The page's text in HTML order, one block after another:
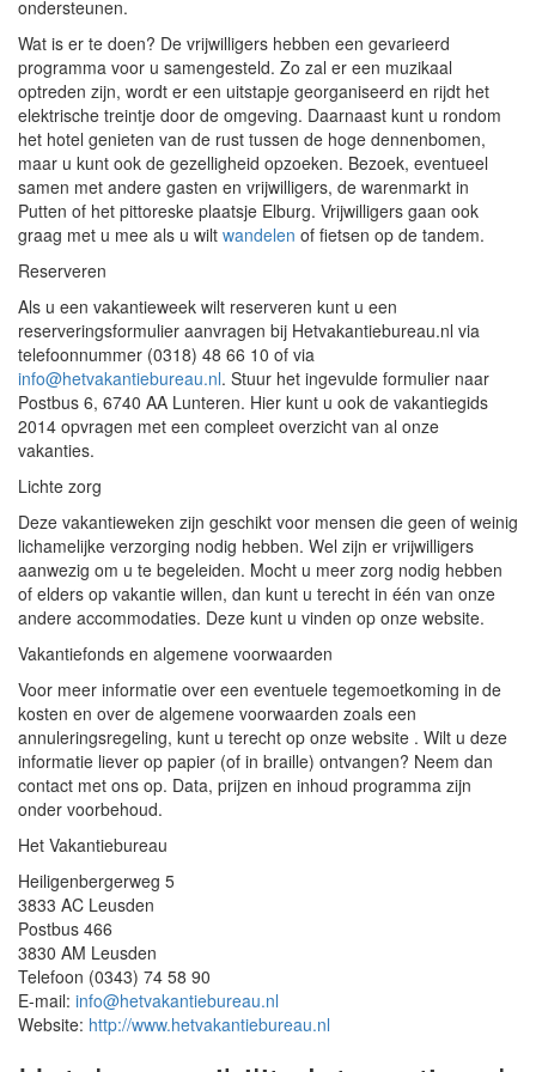
ondersteunen.
Wat is er te doen? De vrijwilligers hebben een gevarieerd
programma voor u samengesteld. Zo zal er een muzikaal
optreden zijn, wordt er een uitstapje georganiseerd en rijdt het
elektrische treintje door de omgeving. Daarnaast kunt u rondom
het hotel genieten van de rust tussen de hoge dennenbomen,
maar u kunt ook de gezelligheid opzoeken. Bezoek, eventueel
samen met andere gasten en vrijwilligers, de warenmarkt in
Putten of het pittoreske plaatsje Elburg. Vrijwilligers gaan ook
graag met u mee als u wilt wandelen of fietsen op de tandem.
Reserveren
Als u een vakantieweek wilt reserveren kunt u een
reserveringsformulier aanvragen bij Hetvakantiebureau.nl via
telefoonnummer (0318) 48 66 10 of via
info@hetvakantiebureau.nl. Stuur het ingevulde formulier naar
Postbus 6, 6740 AA Lunteren. Hier kunt u ook de vakantiegids
2014 opvragen met een compleet overzicht van al onze
vakanties.
Lichte zorg
Deze vakantieweken zijn geschikt voor mensen die geen of weinig
lichamelijke verzorging nodig hebben. Wel zijn er vrijwilligers
aanwezig om u te begeleiden. Mocht u meer zorg nodig hebben
of elders op vakantie willen, dan kunt u terecht in één van onze
andere accommodaties. Deze kunt u vinden op onze website.
Vakantiefonds en algemene voorwaarden
Voor meer informatie over een eventuele tegemoetkoming in de
kosten en over de algemene voorwaarden zoals een
annuleringsregeling, kunt u terecht op onze website . Wilt u deze
informatie liever op papier (of in braille) ontvangen? Neem dan
contact met ons op. Data, prijzen en inhoud programma zijn
onder voorbehoud.
Het Vakantiebureau
Heiligenbergerweg 5
3833 AC Leusden
Postbus 466
3830 AM Leusden
Telefoon (0343) 74 58 90
E-mail: info@hetvakantiebureau.nl
Website: http://www.hetvakantiebureau.nl